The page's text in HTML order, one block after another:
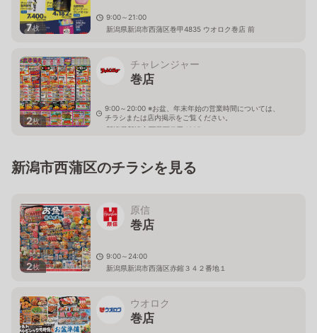
7枚
9:00～21:00
新潟県新潟市西蒲区巻甲4835 ウオロク巻店 前
2枚
チャレンジャー
巻店
9:00～20:00 ※お盆、年末年始の営業時間については、
チラシまたは店内掲示をご覧ください。
新潟県新潟市西蒲区巻甲4205
新潟市西蒲区のチラシを見る
2枚
原信
巻店
9:00～24:00
新潟県新潟市西蒲区赤鏥３４２番地１
ウオロク
巻店